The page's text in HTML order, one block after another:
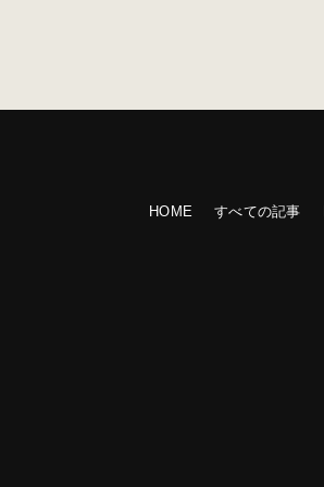
HOME すべての記事